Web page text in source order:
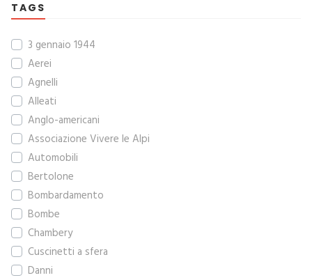
TAGS
3 gennaio 1944
Aerei
Agnelli
Alleati
Anglo-americani
Associazione Vivere le Alpi
Automobili
Bertolone
Bombardamento
Bombe
Chambery
Cuscinetti a sfera
Danni